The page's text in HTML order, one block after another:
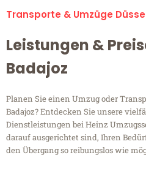
Transporte & Umzüge
Leistungen &
Badajoz
Planen Sie einen Umzug oder
Badajoz? Entdecken Sie unsere
Dienstleistungen bei Heinz
darauf ausgerichtet sind, Ihren
den Übergang so reibungslos wie